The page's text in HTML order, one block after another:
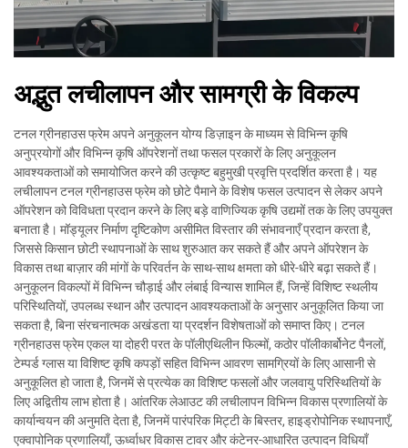
अद्भुत लचीलापन और सामग्री के विकल्प
टनल ग्रीनहाउस फ्रेम अपने अनुकूलन योग्य डिज़ाइन के माध्यम से विभिन्न कृषि
अनुप्रयोगों और विभिन्न कृषि ऑपरेशनों तथा फसल प्रकारों के लिए अनुकूलन
आवश्यकताओं को समायोजित करने की उत्कृष्ट बहुमुखी प्रवृत्ति प्रदर्शित करता है। यह
लचीलापन टनल ग्रीनहाउस फ्रेम को छोटे पैमाने के विशेष फसल उत्पादन से लेकर अपने
ऑपरेशन को विविधता प्रदान करने के लिए बड़े वाणिज्यिक कृषि उद्यमों तक के लिए उपयुक्त
बनाता है। मॉड्यूलर निर्माण दृष्टिकोण असीमित विस्तार की संभावनाएँ प्रदान करता है,
जिससे किसान छोटी स्थापनाओं के साथ शुरुआत कर सकते हैं और अपने ऑपरेशन के
विकास तथा बाज़ार की मांगों के परिवर्तन के साथ-साथ क्षमता को धीरे-धीरे बढ़ा सकते हैं।
अनुकूलन विकल्पों में विभिन्न चौड़ाई और लंबाई विन्यास शामिल हैं, जिन्हें विशिष्ट स्थलीय
परिस्थितियों, उपलब्ध स्थान और उत्पादन आवश्यकताओं के अनुसार अनुकूलित किया जा
सकता है, बिना संरचनात्मक अखंडता या प्रदर्शन विशेषताओं को समाप्त किए। टनल
ग्रीनहाउस फ्रेम एकल या दोहरी परत के पॉलीएथिलीन फिल्मों, कठोर पॉलीकार्बोनेट पैनलों,
टेम्पर्ड ग्लास या विशिष्ट कृषि कपड़ों सहित विभिन्न आवरण सामग्रियों के लिए आसानी से
अनुकूलित हो जाता है, जिनमें से प्रत्येक का विशिष्ट फसलों और जलवायु परिस्थितियों के
लिए अद्वितीय लाभ होता है। आंतरिक लेआउट की लचीलापन विभिन्न विकास प्रणालियों के
कार्यान्वयन की अनुमति देता है, जिनमें पारंपरिक मिट्टी के बिस्तर, हाइड्रोपोनिक स्थापनाएँ,
एक्वापोनिक प्रणालियाँ, ऊर्ध्वाधर विकास टावर और कंटेनर-आधारित उत्पादन विधियाँ